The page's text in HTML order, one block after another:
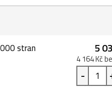
stran 5
4 164 Kč
-